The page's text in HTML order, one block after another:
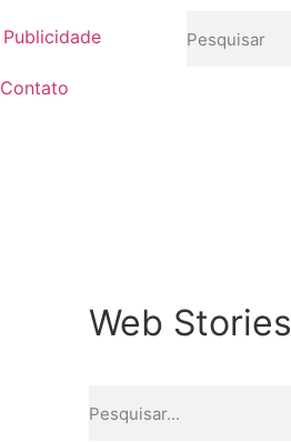
Publicidade
Contato
Web Stories